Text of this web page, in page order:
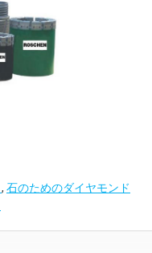
, 石のためのダイヤモンド